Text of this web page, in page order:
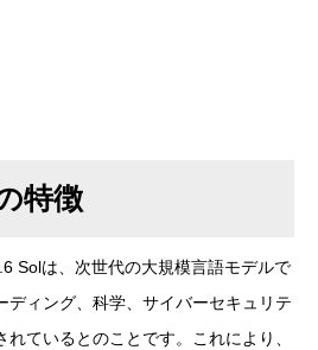
特徴
Solは、次世代の大規模言語モデルで
ディング、科学、サイバーセキュリテ
れているとのことです。これにより、